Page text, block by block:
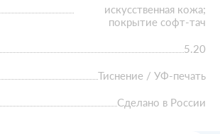
искусственная кожа;
покрытие софт-тач
5.20
Тиснение / УФ-печать
Сделано в России